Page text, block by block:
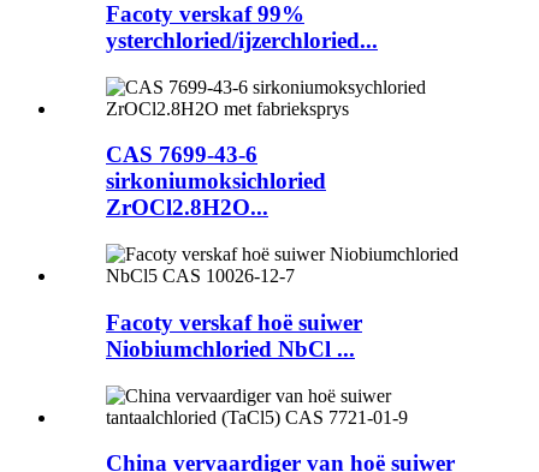
Facoty verskaf 99%
ysterchloried/ijzerchloried...
CAS 7699-43-6
sirkoniumoksichloried
ZrOCl2.8H2O...
Facoty verskaf hoë suiwer
Niobiumchloried NbCl ...
China vervaardiger van hoë suiwer